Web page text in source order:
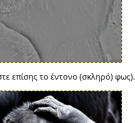
επίσης το έντονο (σκληρό) φως).